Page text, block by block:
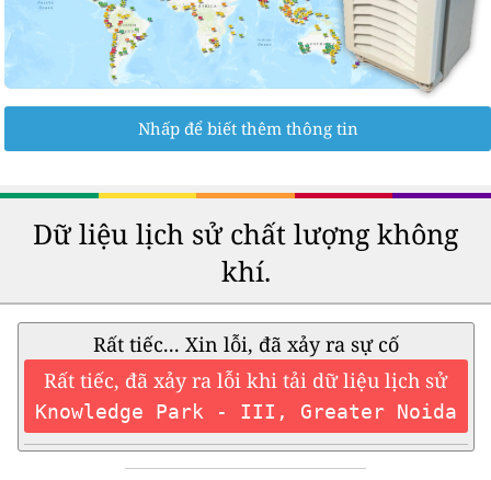
Nhấp để biết thêm thông tin
Dữ liệu lịch sử chất lượng không
khí.
Rất tiếc... Xin lỗi, đã xảy ra sự cố
Rất tiếc, đã xảy ra lỗi khi tải dữ liệu lịch sử
Knowledge Park - III, Greater Noida